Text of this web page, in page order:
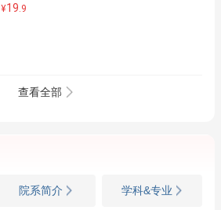
¥19.9
查看全部
院系简介 学科&专业